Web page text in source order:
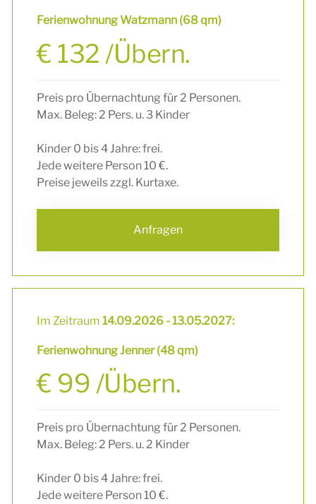
Ferienwohnung Watzmann (68 qm)
€ 132 /Übern.
Preis pro Übernachtung für 2 Personen.
Max. Beleg: 2 Pers. u. 3 Kinder
Kinder 0 bis 4 Jahre: frei.
Jede weitere Person 10 €.
Preise jeweils zzgl. Kurtaxe.
Anfragen
Im Zeitraum14.09.2026 - 13.05.2027:
Ferienwohnung Jenner (48 qm)
€ 99 /Übern.
Preis pro Übernachtung für 2 Personen.
Max. Beleg: 2 Pers. u. 2 Kinder
Kinder 0 bis 4 Jahre: frei.
Jede weitere Person 10 €.